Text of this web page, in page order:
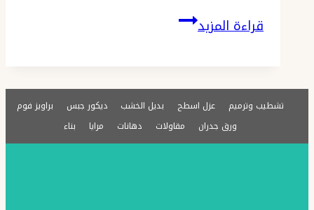
قراءة المزيدتركيب
للتلفزيون
الدمام
تشطيب وترميم عزل اسطح بديل الخشب ديكور جبس
براويز فوم
ورق جدران
مقاولات دهانات مرايا بناء